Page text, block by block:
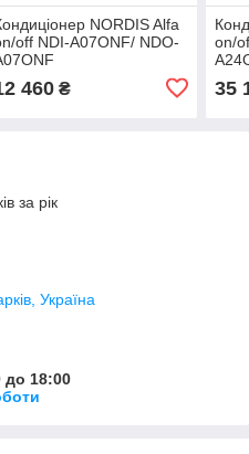
NORDIS Alfa
off NDI-А07ONF/ NDO-
460₴
on/
35
за рік
Україна
до 18:00